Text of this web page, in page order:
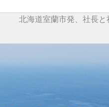
北海道室蘭市発、社長